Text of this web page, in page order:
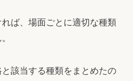
ば、場面ごとに適切な種類
該当する種類をまとめたの